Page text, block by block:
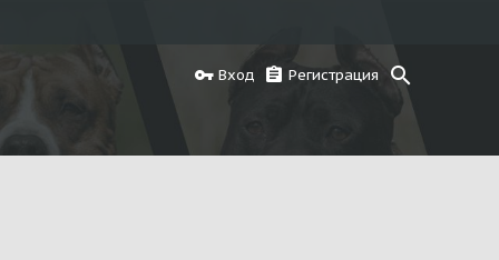
Вход Регистрация